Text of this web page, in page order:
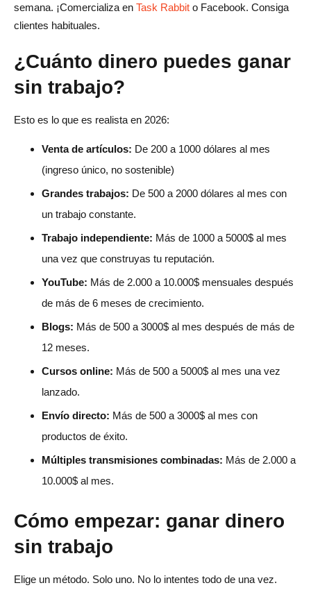
semana. ¡Comercializa en Task Rabbit o Facebook. Consiga
clientes habituales.
¿Cuánto dinero puedes ganar
sin trabajo?
Esto es lo que es realista en 2026:
Venta de artículos: De 200 a 1000 dólares al mes
(ingreso único, no sostenible)
Grandes trabajos: De 500 a 2000 dólares al mes con
un trabajo constante.
Trabajo independiente: Más de 1000 a 5000$ al mes
una vez que construyas tu reputación.
YouTube: Más de 2.000 a 10.000$ mensuales después
de más de 6 meses de crecimiento.
Blogs: Más de 500 a 3000$ al mes después de más de
12 meses.
Cursos online: Más de 500 a 5000$ al mes una vez
lanzado.
Envío directo: Más de 500 a 3000$ al mes con
productos de éxito.
Múltiples transmisiones combinadas: Más de 2.000 a
10.000$ al mes.
Cómo empezar: ganar dinero
sin trabajo
Elige un método. Solo uno. No lo intentes todo de una vez.